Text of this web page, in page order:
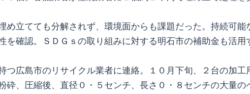
立てても分解されず、環境面からも課題だった。持続可
を確認。ＳＤＧｓの取り組みに対する明石市の補助金も活用
広島市のリサイクル業者に連絡。１０月下旬、２台の加
砕、圧縮後、直径０・５センチ、長さ０・８センチの大量